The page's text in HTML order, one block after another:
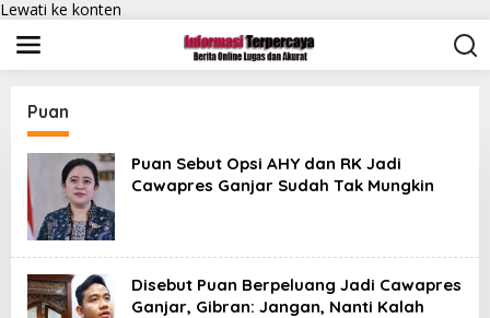
Lewati ke konten
Puan
Puan Sebut Opsi AHY dan RK Jadi
Cawapres Ganjar Sudah Tak Mungkin
Disebut Puan Berpeluang Jadi Cawapres
Ganjar, Gibran: Jangan, Nanti Kalah